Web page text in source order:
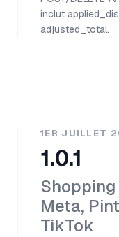
inclut
adjusted_total.
1ER JUILLET
1.0.1
Meta,
TikTok